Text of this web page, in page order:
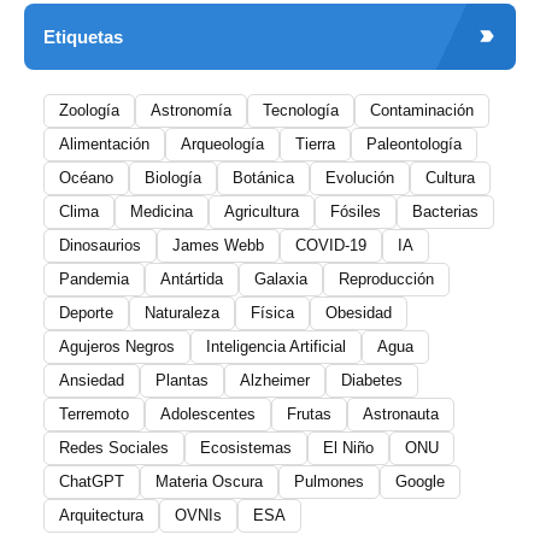
Etiquetas
Zoología Astronomía Tecnología
Contaminación
Alimentación
Arqueología Tierra
Paleontología
Océano
Biología Botánica Evolución
Cultura
Clima
Medicina Agricultura Fósiles
Bacterias
Dinosaurios
James Webb COVID-19
IA
Pandemia
Antártida Galaxia
Reproducción
Deporte
Naturaleza Física
Obesidad
Agujeros Negros
Inteligencia Artificial
Agua
Ansiedad
Plantas Alzheimer
Diabetes
Terremoto
Adolescentes Frutas
Astronauta
Redes Sociales
Ecosistemas El Niño
ONU
ChatGPT
Materia Oscura Pulmones
Google
Arquitectura
OVNIs ESA